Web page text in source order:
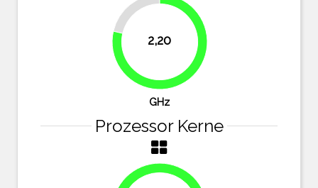
2,20
21.4%
78.6%
GHz
Prozessor Kerne